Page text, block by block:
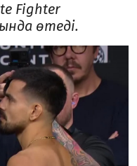
Fighter
өтеді.